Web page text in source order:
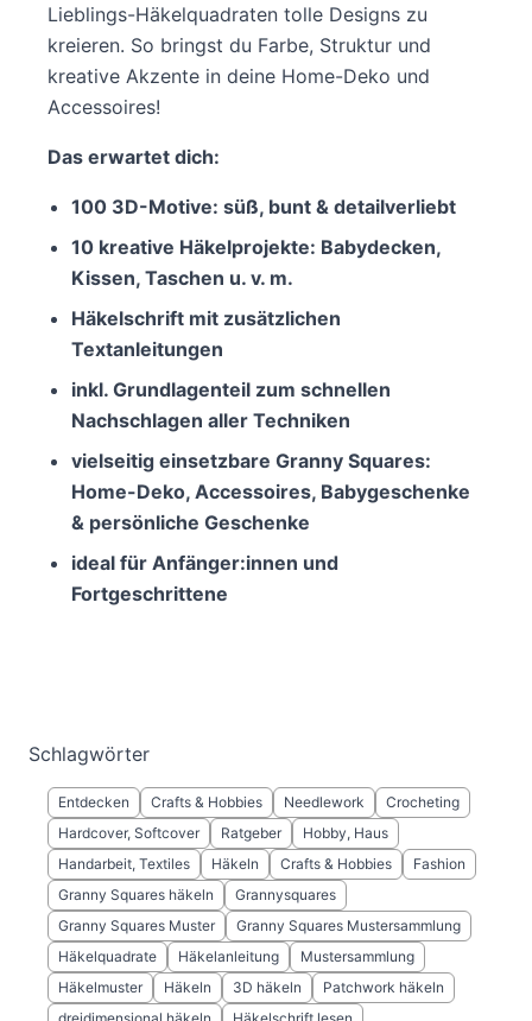
Lieblings-Häkelquadraten tolle Designs zu
kreieren. So bringst du Farbe, Struktur und
kreative Akzente in deine Home-Deko und
Accessoires!
Das erwartet dich:
100 3D-Motive: süß, bunt & detailverliebt
10 kreative Häkelprojekte: Babydecken,
Kissen, Taschen u. v. m.
Häkelschrift mit zusätzlichen
Textanleitungen
inkl. Grundlagenteil zum schnellen
Nachschlagen aller Techniken
vielseitig einsetzbare Granny Squares:
Home-Deko, Accessoires, Babygeschenke
& persönliche Geschenke
ideal für Anfänger:innen und
Fortgeschrittene
Schlagwörter
Entdecken Crafts & Hobbies Needlework
Crocheting
Hardcover, Softcover
Ratgeber
Hobby, Haus
Handarbeit, Textiles
Häkeln Crafts & Hobbies
Fashion
Granny Squares häkeln
Grannysquares
Granny Squares Muster
Granny Squares Mustersammlung
Häkelquadrate
Häkelanleitung
Mustersammlung
Häkelmuster
Häkeln 3D häkeln
Patchwork häkeln